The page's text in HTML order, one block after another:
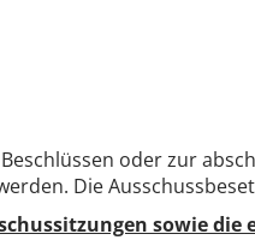
oder zur
Die
sowie